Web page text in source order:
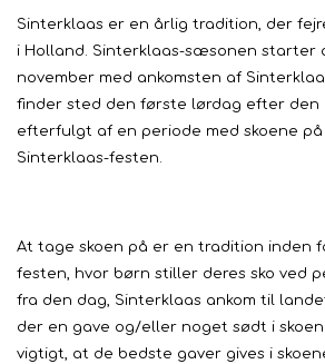
Sinterklaas er en årlig tradition, der
i Holland. Sinterklaas-sæsonen starter
november med ankomsten af
finder sted den første lørdag efter den
efterfulgt af en periode med skoene
Sinterklaas-festen.
At tage skoen på er en tradition inden
festen, hvor børn stiller deres sko ved
fra den dag, Sinterklaas ankom til
der en gave og/eller noget sødt i
vigtigt, at de bedste gaver gives i